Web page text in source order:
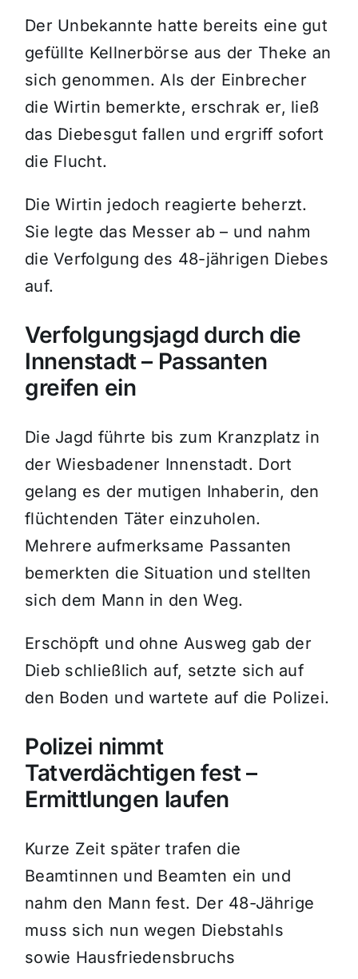
Der Unbekannte hatte bereits eine gut
gefüllte Kellnerbörse aus der Theke an
sich genommen. Als der Einbrecher
die Wirtin bemerkte, erschrak er, ließ
das Diebesgut fallen und ergriff sofort
die Flucht.
Die Wirtin jedoch reagierte beherzt.
Sie legte das Messer ab – und nahm
die Verfolgung des 48-jährigen Diebes
auf.
Verfolgungsjagd durch die
Innenstadt – Passanten
greifen ein
Die Jagd führte bis zum Kranzplatz in
der Wiesbadener Innenstadt. Dort
gelang es der mutigen Inhaberin, den
flüchtenden Täter einzuholen.
Mehrere aufmerksame Passanten
bemerkten die Situation und stellten
sich dem Mann in den Weg.
Erschöpft und ohne Ausweg gab der
Dieb schließlich auf, setzte sich auf
den Boden und wartete auf die Polizei.
Polizei nimmt
Tatverdächtigen fest –
Ermittlungen laufen
Kurze Zeit später trafen die
Beamtinnen und Beamten ein und
nahm den Mann fest. Der 48-Jährige
muss sich nun wegen Diebstahls
sowie Hausfriedensbruchs